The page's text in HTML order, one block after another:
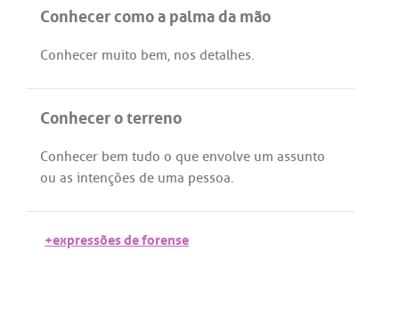
Conhecer como a palma da mão
Conhecer muito bem, nos detalhes.
Conhecer o terreno
Conhecer bem tudo o que envolve um assunto
ou as intenções de uma pessoa.
+expressões de forense